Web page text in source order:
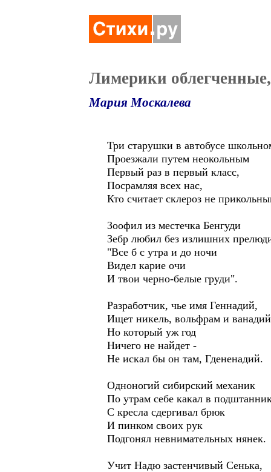
Лимерики
Мария Москалева
Три старушки в автобусе
Проезжали путем неокольным
Первый раз в первый класс,
Посрамляя всех нас,
Кто считает склероз не
Зоофил из местечка Бенгуди
Зебр любил без излишних
"Все б с утра и до ночи
Видел карие очи
И твои черно-белые груди".
Разработчик, чье имя Геннадий,
Ищет никель, вольфрам и
Но который уж год
Ничего не найдет -
Не искал бы он там, Гдененадий.
Одноногий сибирский механик
По утрам себе какал в
С кресла сдергивал брюк
И пинком своих рук
Подгонял невнимательных нянек.
Учит Надю застенчивый Сенька,